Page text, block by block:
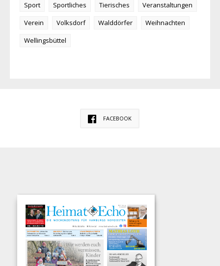
Sport
Sportliches Tierisches
Veranstaltungen
Verein
Volksdorf Walddörfer
Weihnachten
Wellingsbüttel
FACEBOOK